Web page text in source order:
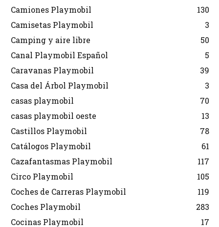
Camiones Playmobil
130
Camisetas Playmobil
3
Camping y aire libre
50
Canal Playmobil Español
5
Caravanas Playmobil
39
Casa del Árbol Playmobil
3
casas playmobil
70
casas playmobil oeste
13
Castillos Playmobil
78
Catálogos Playmobil
61
Cazafantasmas Playmobil
117
Circo Playmobil
105
Coches de Carreras Playmobil
119
Coches Playmobil
283
Cocinas Playmobil
17